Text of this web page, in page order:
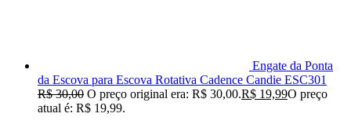
Engate da Ponta
da Escova para Escova Rotativa Cadence Candie ESC301
R$30,00 O preço original era: R$ 30,00.R$ 19,99O preço
atual é: R$ 19,99.